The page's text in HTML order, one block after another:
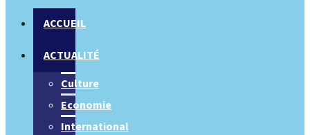
ACCUEIL
ACTUALITÉ
Culture
Economie
International